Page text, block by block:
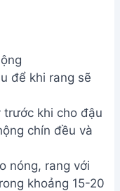
để khi rang sẽ
trước khi cho đậu
chín đều và
nóng, rang với
khoảng 15-20